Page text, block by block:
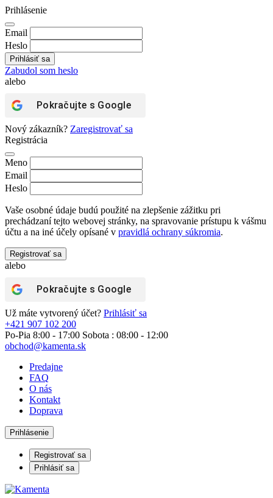
Prihlásenie
Email
Heslo
Zabudol som heslo
alebo
Pokračujte s Google
Nový zákazník? Zaregistrovať sa
Registrácia
Meno
Email
Heslo
Vaše osobné údaje budú použité na zlepšenie zážitku pri
prechádzaní tejto webovej stránky, na spravovanie prístupu k vášmu
účtu a na iné účely opísané v pravidlá ochrany súkromia.
Registrovať sa
alebo
Pokračujte s Google
Už máte vytvorený účet? Prihlásiť sa
+421 907 102 200
Po-Pia 8:00 - 17:00 Sobota : 08:00 - 12:00
obchod@kamenta.sk
Predajne
FAQ
O nás
Kontakt
Doprava
Prihlásenie
Registrovať sa
Prihlásiť sa